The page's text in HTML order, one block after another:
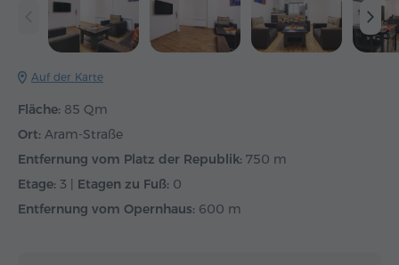
Auf der Karte
Fläche: 85 Qm
Ort: Aram-Straße
Entfernung vom Platz der Republik: 750 m
Etage: 3 | Etagen zu Fuß: 0
Entfernung vom Opernhaus: 600 m